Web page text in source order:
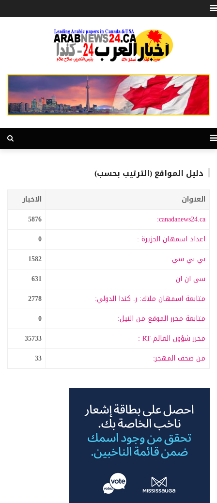
دليل المواقع (الترتيب بحسب)
العنوان
الاخبار
canadanews24.ca:
5876
اعداد اسمهان الجزيرة :
0
بي بي سي:
1582
سى ان ان
631
متابعة اسمهان ملاك: ر. كندا الدولي:
2778
متابعة محرر الموقع من النيل:
0
محرر شؤون العالم-RT :
35733
من صحف المهجر:
33